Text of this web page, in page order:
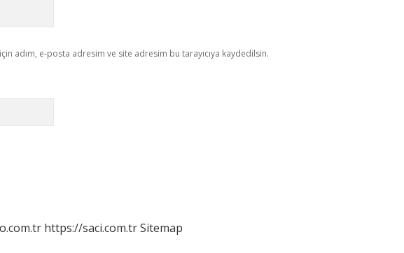
adım, e-posta adresim ve site adresim bu tarayıcıya kaydedilsin.
https://saci.com.trSitemap